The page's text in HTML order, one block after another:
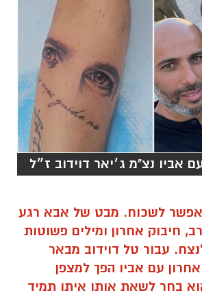
אביו נצ"מ ג׳יאר דוידוב ז״ל
אפשר לשכוח. מבט של אבא רגע
חיבוק אחרון ומילים פשוטות
עבור טל דוידוב מבאר
אחרון עם אביו הפך למצפן
בחר לשאת אותו איתו תמיד